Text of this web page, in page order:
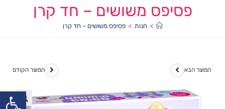
פסיפס משושים – חד קרן
> חנות > פסיפס משושים – חד קרן
המוצר הקודם המוצר הבא